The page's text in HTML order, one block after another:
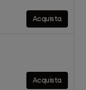
Acquista
Acquista